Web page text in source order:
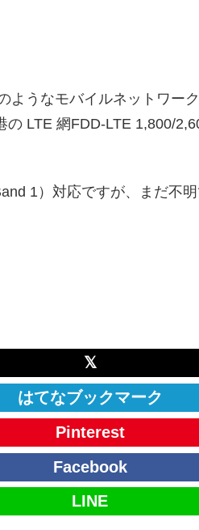
ようなモバイルネットワー
LTE 網FDD-LTE 1,800/
1）対応ですが、まだ不明
𝕏
はてなブックマーク
Pinterest
Facebook
LINE